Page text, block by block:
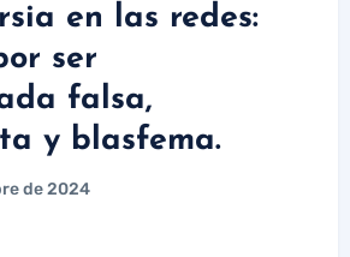
en las redes:
ser
falsa,
y blasfema.
de 2024